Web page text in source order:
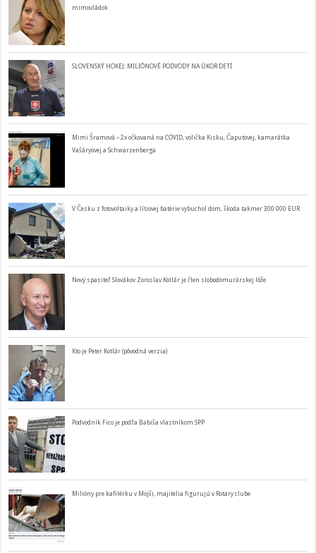
mimovládok
SLOVENSKÝ HOKEJ: MILIÓNOVÉ PODVODY NA ÚKOR DETÍ
Mimi Šramová – 2x očkovaná na COVID, volička Kisku, Čaputovej, kamarátka
Vašáryovej a Schwarzenberga
V Česku z fotovoltaiky a lítiovej batérie vybuchol dom, škoda takmer 300 000 EUR
Nový spasiteľ Slovákov Zoroslav Kollár je člen slobodomurárskej lóže
Kto je Peter Kotlár (pôvodná verzia)
Podvodník Fico je podľa Babiša vlastníkom SPP
Milióny pre kafilérku v Mojši, majitelia figurujú v Rotary clube